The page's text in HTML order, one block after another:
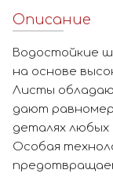
Описание
Водостойкие
на основе
Листы
дают
деталях любых
Особая